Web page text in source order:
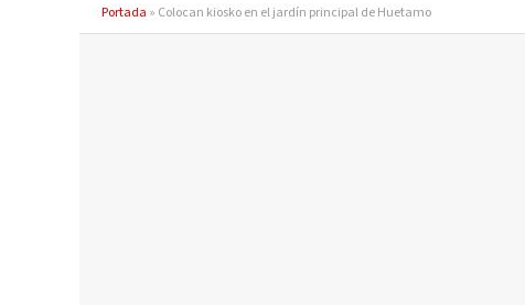
Portada » Colocan kiosko en el jardín principal de Huetamo